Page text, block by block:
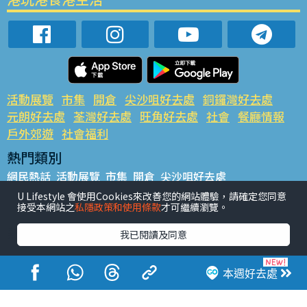
本週好去處
活動展覽 市集 開倉 尖沙咀好去處 銅鑼灣好去處
元朗好去處 荃灣好去處 旺角好去處 社會 餐廳情報
戶外郊遊 社會福利
熱門類別
網民熱話 活動展覽 市集 開倉 尖沙咀好去處
銅鑼灣好去處 元朗好去處 荃灣好去處 旺角好去處 社會
餐廳情報 戶外郊遊
熱門標籤
#UGO搵好去處 #人氣活動推介 #美食社群熱話
#親子玩樂好去處
#ULifestyle應用程式
#限時搶
#UJetso禮物放送
#ULifestyle商戶中心 #著數 #網絡熱話
U Lifestyle 會使用Cookies來改善您的網站體驗，請確定您同意
接受本網站之私隱政策和使用條款才可繼續瀏覽。
我已閱讀及同意